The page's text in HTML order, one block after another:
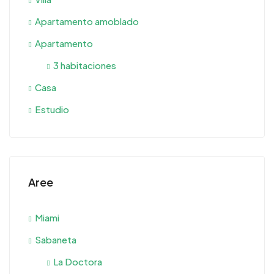
Apartamento amoblado
Apartamento
3 habitaciones
Casa
Estudio
Aree
Miami
Sabaneta
La Doctora